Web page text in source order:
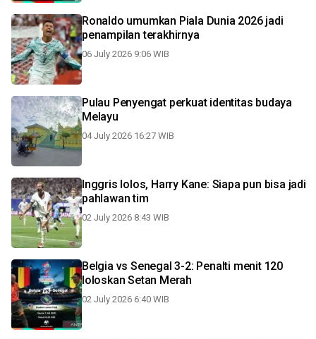
Ronaldo umumkan Piala Dunia 2026 jadi
penampilan terakhirnya
06 July 2026 9:06 WIB
Pulau Penyengat perkuat identitas budaya
Melayu
04 July 2026 16:27 WIB
Inggris lolos, Harry Kane: Siapa pun bisa jadi
pahlawan tim
02 July 2026 8:43 WIB
Belgia vs Senegal 3-2: Penalti menit 120
loloskan Setan Merah
02 July 2026 6:40 WIB